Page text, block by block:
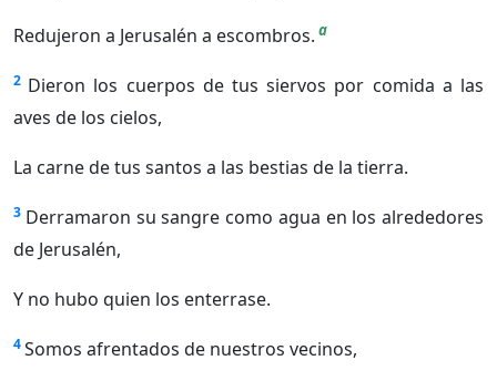
Redujeron a Jerusalén a escombros. a
2 Dieron los cuerpos de tus siervos por comida a las
aves de los cielos,
La carne de tus santos a las bestias de la tierra.
3 Derramaron su sangre como agua en los alrededores
de Jerusalén,
Y no hubo quien los enterrase.
4Somos afrentados de nuestros vecinos,